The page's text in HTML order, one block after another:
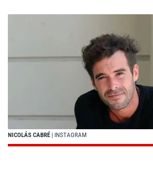
NICOLÁS CABRÉ | INSTAGRAM